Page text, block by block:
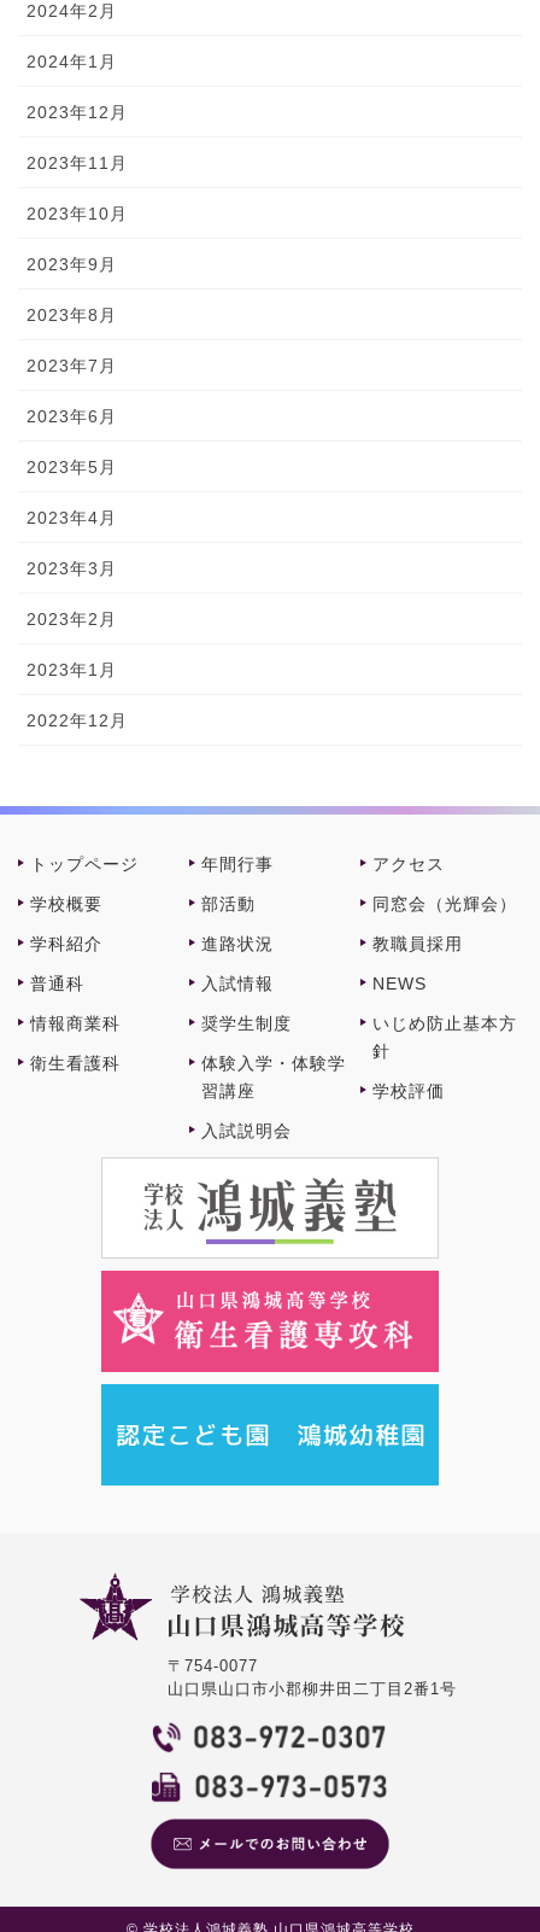
2024年2月
2024年1月
2023年12月
2023年11月
2023年10月
2023年9月
2023年8月
2023年7月
2023年6月
2023年5月
2023年4月
2023年3月
2023年2月
2023年1月
2022年12月
トップページ
学校概要
学科紹介
普通科
情報商業科
衛⽣看護科
年間⾏事
部活動
進路状況
⼊試情報
奨学⽣制度
体験⼊学・体験学
習講座
⼊試説明会
アクセス
同窓会（光輝会）
教職員採⽤
NEWS
いじめ防止基本方
針
学校評価
〒754-0077
山口県山口市小郡柳井田二丁目2番1号